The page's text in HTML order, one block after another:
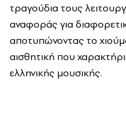
τραγούδια τους
αναφοράς για
αποτυπώνοντας το
αισθητική που
ελληνικής μουσικής.